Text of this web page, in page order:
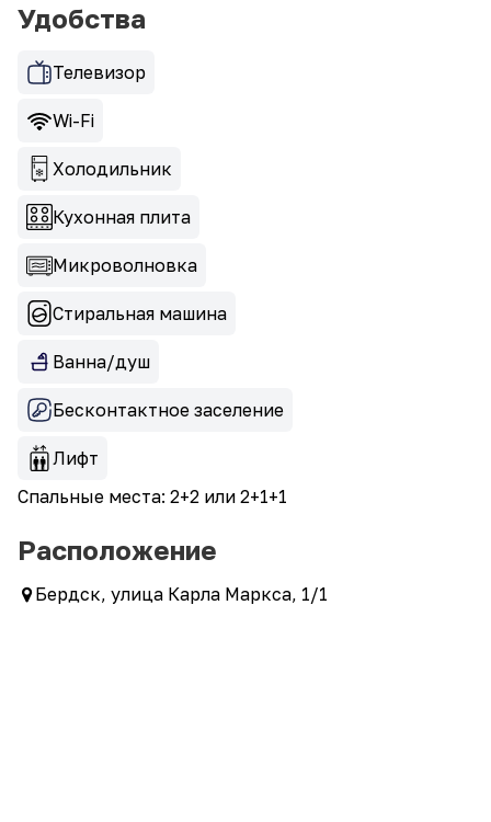
Удобства
Телевизор
Wi-Fi
Холодильник
Кухонная плита
Микроволновка
Стиральная машина
Ванна/душ
Бесконтактное заселение
Лифт
Спальные места: 2+2 или 2+1+1
Расположение
Бердск, улица Карла Маркса, 1/1